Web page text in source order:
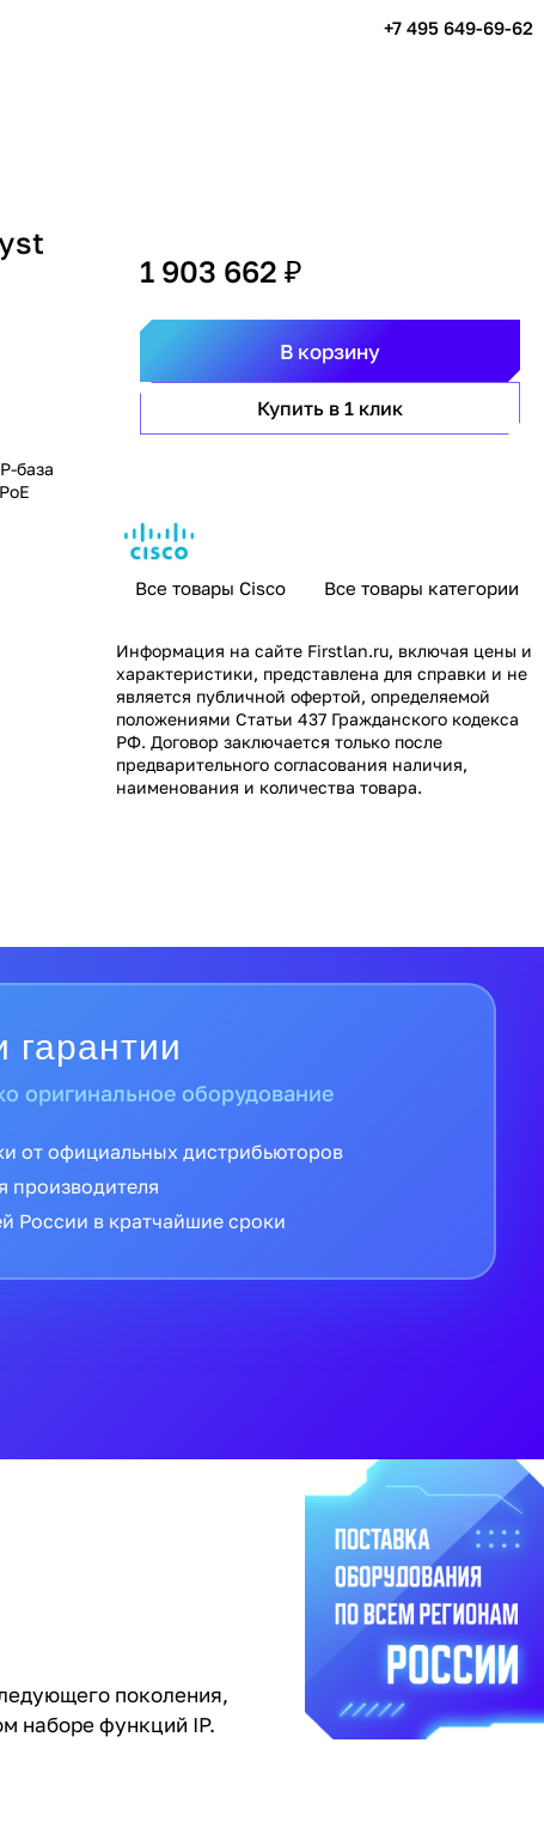
+7 495 649-69-62
база
1 903 662 ₽
В корзину
Купить в 1 клик
Все товары Cisco Все товары категории
Информация на сайте Firstlan.ru, включая цены и
характеристики, представлена для справки и не
является публичной офертой, определяемой
положениями Статьи 437 Гражданского кодекса
РФ. Договор заключается только после
предварительного согласования наличия,
наименования и количества товара.
гарантии
оригинальное оборудование
от официальных дистрибьюторов
производителя
России в кратчайшие сроки
поколения,
наборе функций IP.